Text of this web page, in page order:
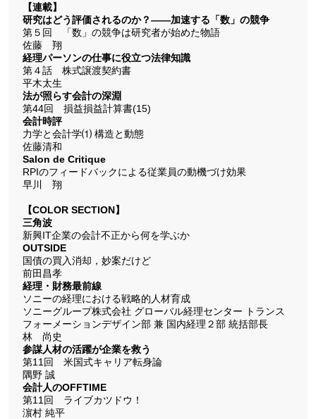
【連載】
研究はどう評価されるのか？――加速する「数」の競争
第５回 「数」の競争は研究者が始めた物語
佐藤 翔
経理パーソンの仕事に役立つ法律知識
第４話 株式譲渡契約書
平木太生
法が照らす会計の深淵
第44回 損益損益計算書(15)
会計時評
力学と会計学⑴ 構造と動態
佐藤清和
Salon de Critique
RPIのフィードバックによる従業員の動機づけ効果
早川 翔
【COLOR SECTION】
三角波
新興IT企業の会計不正から何を学ぶか
OUTSIDE
国債の買入消却，妙案だけど
前田昌孝
経理・財務最前線
ソニーの経理における戦略的人材育成
ソニーグループ株式会社 グローバル経理センター トランス
フォーメーションデザイン部 兼 国内経理２部 統括部長
林 尚史
参謀人材の活躍が企業を救う
第11回 米国式キャリア転身論
隅野 誠
会計人のOFFTIME
第11回 ライブカツドウ！
濵村 純平